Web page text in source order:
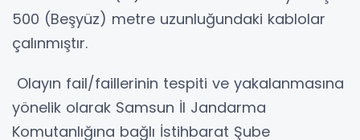
500 (Beşyüz) metre uzunluğundaki kablolar
çalınmıştır.
Olayın fail/faillerinin tespiti ve yakalanmasına
yönelik olarak Samsun İl Jandarma
Komutanlığına bağlı İstihbarat Şube